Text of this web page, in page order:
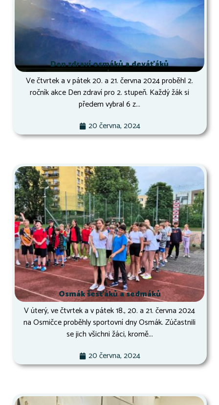
Den zdraví osmáků a deváťáků
Ve čtvrtek a v pátek 20. a 21. června 2024 proběhl 2.
ročník akce Den zdraví pro 2. stupeň. Každý žák si
předem vybral 6 z...
20 června, 2024
Osmák šesťáků a sedmáků
V úterý, ve čtvrtek a v pátek 18., 20. a 21. června 2024
na Osmičce proběhly sportovní dny Osmák. Zúčastnili
se jich všichni žáci, kromě...
20 června, 2024